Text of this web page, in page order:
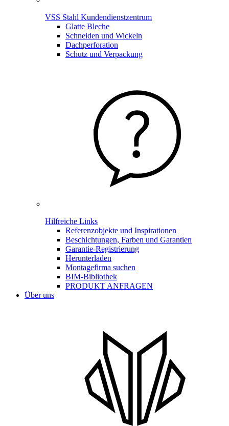
VSS Stahl Kundendienstzentrum
Glatte Bleche
Schneiden und Wickeln
Dachperforation
Schutz und Verpackung
Hilfreiche Links
Referenzobjekte und Inspirationen
Beschichtungen, Farben und Garantien
Garantie-Registrierung
Herunterladen
Montagefirma suchen
BIM-Bibliothek
PRODUKT ANFRAGEN
Über uns